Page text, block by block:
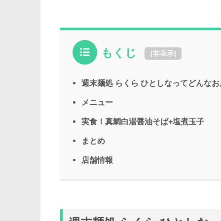
もくじ [非表示]
週末麺処 らくら ひとしなってどんな
メニュー
実食！真鯛白湯醤油そば+塩煮玉子
まとめ
店舗情報